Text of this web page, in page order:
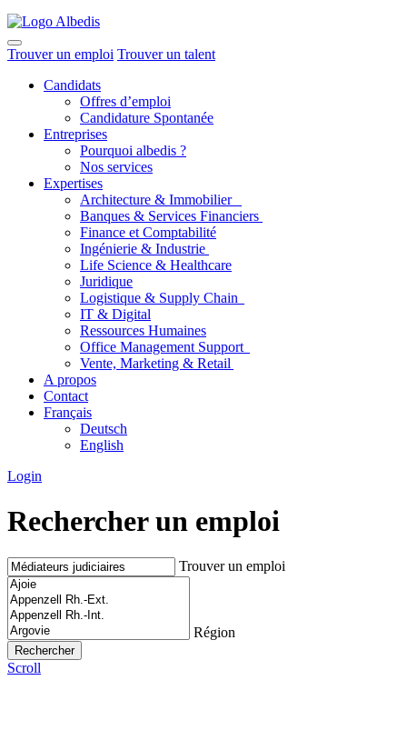
Trouver un emploi Trouver un talent
Candidats
Offres d’emploi
Candidature Spontanée
Entreprises
Pourquoi albedis ?
Nos services
Expertises
Architecture & Immobilier
Banques & Services Financiers
Finance et Comptabilité
Ingénierie & Industrie
Life Science & Healthcare
Juridique
Logistique & Supply Chain
IT & Digital
Ressources Humaines
Office Management Support
Vente, Marketing & Retail
A propos
Contact
Français
Deutsch
English
Login
Rechercher un emploi
Trouver un emploi
Région
Scroll